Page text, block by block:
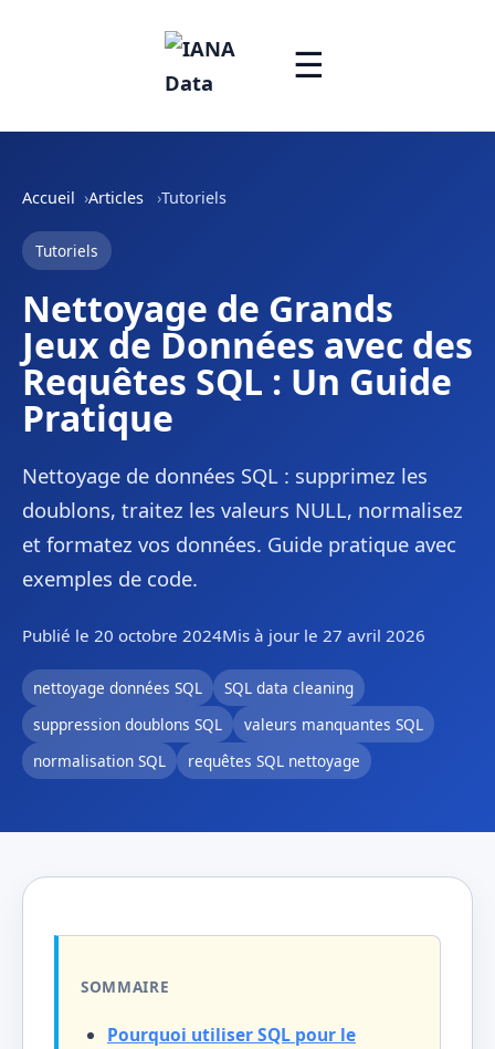
☰
Accueil Articles Tutoriels
Tutoriels
Nettoyage de Grands
Jeux de Données avec des
Requêtes SQL : Un Guide
Pratique
Nettoyage de données SQL : supprimez les
doublons, traitez les valeurs NULL, normalisez
et formatez vos données. Guide pratique avec
exemples de code.
Publié le 20 octobre 2024Mis à jour le 27 avril 2026
nettoyage données SQL
SQL data cleaning
suppression doublons SQL
valeurs manquantes SQL
normalisation SQL
requêtes SQL nettoyage
SOMMAIRE
Pourquoi utiliser SQL pour le